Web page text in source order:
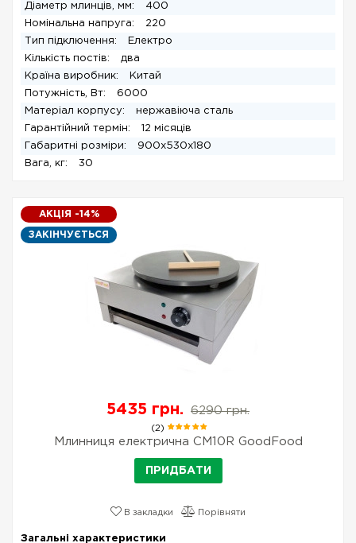
Діаметр млинців, мм:
400
Номінальна напруга:
220
Тип підключення:
Електро
Кількість постів:
два
Країна виробник:
Китай
Потужність, Вт:
6000
Матеріал корпусу:
нержавіюча сталь
Гарантійний термін:
12 місяців
Габаритні розміри:
900x530x180
Вага, кг:
30
АКЦІЯ -14%
ЗАКІНЧУЄТЬСЯ
5435 грн. 6290 грн.
(2)
Млинниця електрична CM10R GoodFood
ПРИДБАТИ
В закладки Порівняти
Загальні характеристики